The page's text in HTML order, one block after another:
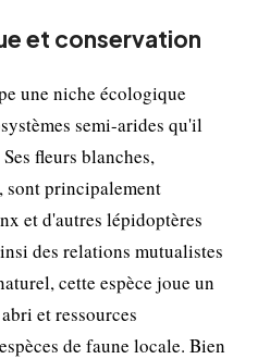
et conservation
une niche écologique
semi-arides qu'il
fleurs blanches,
sont principalement
et d'autres lépidoptères
des relations mutualistes
cette espèce joue un
et ressources
de faune locale. Bien